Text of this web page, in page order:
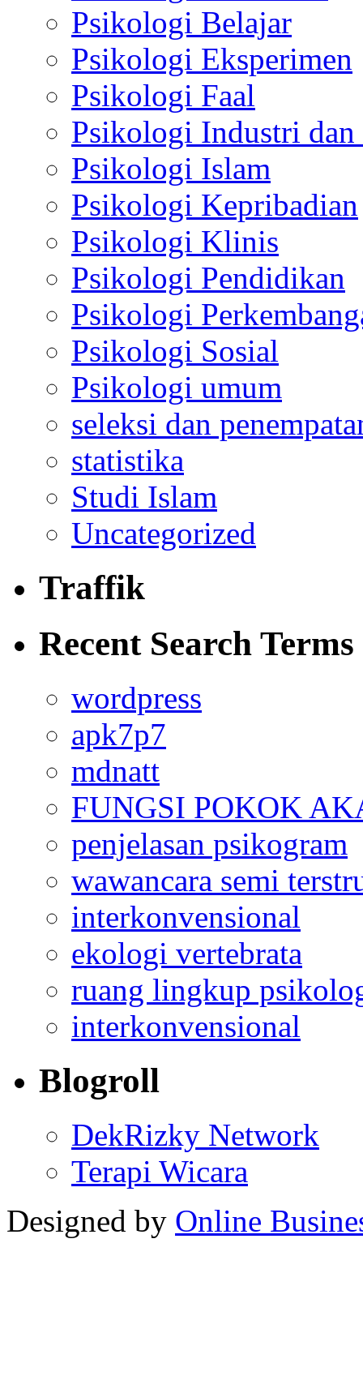
Psikologi Belajar
Psikologi Eksperimen
Psikologi Faal
Psikologi Industri dan
Psikologi Islam
Psikologi Kepribadian
Psikologi Klinis
Psikologi Pendidikan
Psikologi
Psikologi Sosial
Psikologi umum
seleksi dan
statistika
Studi Islam
Uncategorized
Traffik
Recent Search Terms
wordpress
apk7p7
mdnatt
FUNGSI POKOK
penjelasan psikogram
wawancara semi
interkonvensional
ekologi vertebrata
ruang lingkup
interkonvensional
Blogroll
DekRizky Network
Terapi Wicara
Designed by Online